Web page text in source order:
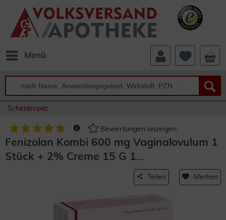
Menü
Scheidenpilz
Bewertungen anzeigen
Fenizolan Kombi 600 mg Vaginalovulum 1
Stück + 2% Creme 15 G 1...
Teilen Merken